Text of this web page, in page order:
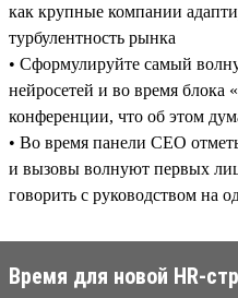
как крупные компании
турбулентность рынка
• Сформулируйте самый
нейросетей и во время блока
конференции, что об этом
• Во время панели CEO
и вызовы волнуют первых
говорить с руководством на
Время для новой HR-